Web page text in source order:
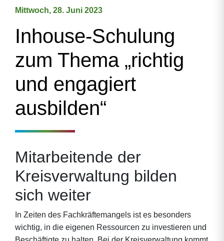
Mittwoch, 28. Juni 2023
Inhouse-Schulung
zum Thema „richtig
und engagiert
ausbilden“
Mitarbeitende der
Kreisverwaltung bilden
sich weiter
In Zeiten des Fachkräftemangels ist es besonders
wichtig, in die eigenen Ressourcen zu investieren und